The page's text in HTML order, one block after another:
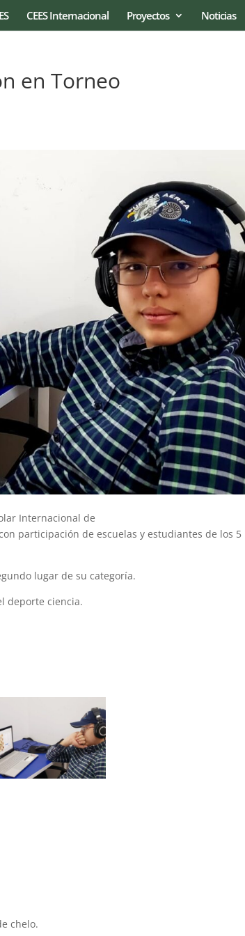
CEES Internacional Proyectos Noticias
en Torneo
Internacional de
participación de escuelas y estudiantes de los 5
lugar de su categoría.
deporte ciencia.
chelo.